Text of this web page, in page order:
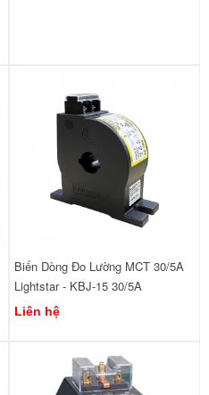
Biến Dòng Đo Lường MCT 30/5A
Lightstar - KBJ-15 30/5A
Liên hệ